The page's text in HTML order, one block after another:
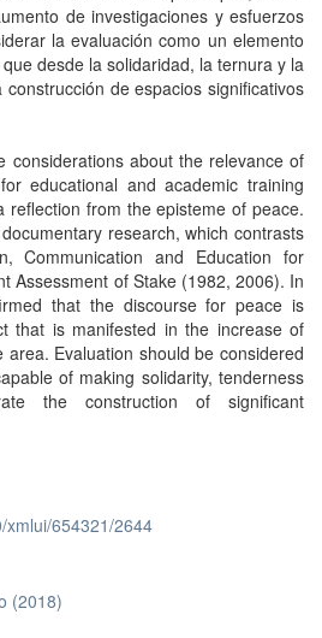
de investigaciones y esfuerzos
la evaluación como un elemento
desde la solidaridad, la ternura y la
de espacios significativos
considerations about the relevance of
educational and academic training
reflection from the episteme of peace.
research, which contrasts
Communication and Education for
Assessment of Stake (1982, 2006). In
that the discourse for peace is
that is manifested in the increase of
Evaluation should be considered
of making solidarity, tenderness
the construction of significant
xmlui/654321/2644
(2018)